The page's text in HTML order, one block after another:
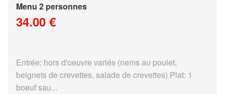
Menu 2 personnes
34.00 €
Entrée: hors d'oeuvre variés (nems au poulet,
beignets de crevettes, salade de crevettes) Plat: 1
boeuf sau...